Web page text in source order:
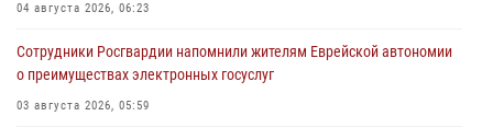
04 августа 2026, 06:23
Сотрудники Росгвардии напомнили жителям Еврейской автономии
о преимуществах электронных госуслуг
03 августа 2026, 05:59